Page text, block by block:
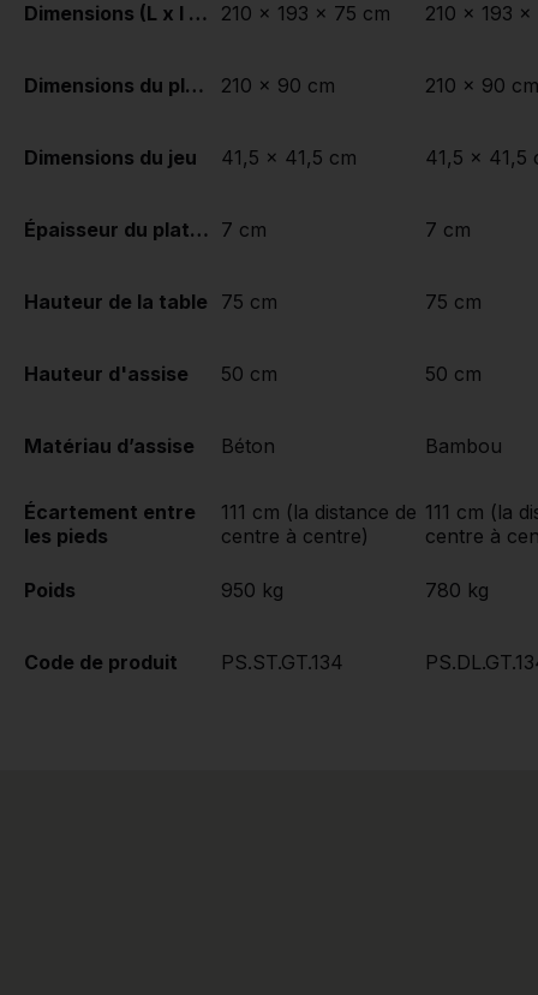
Dimensions (L x l x h)
Dimensions du plateau de table (L x l)
Dimensions du jeu
Épaisseur du plateau de table
Hauteur de la table
Hauteur d'assise
Matériau d’assise
Écartement entre
les pieds
Poids
Code de produit
210 x 193 x 75 cm
210 x 90 cm
41,5 x 41,5 cm
7 cm
75 cm
50 cm
Béton
111 cm (la distance de
centre à centre)
950 kg
PS.ST.GT.134
210 x 193 x
210 x 90 cm
41,5 x 41,5
7 cm
75 cm
50 cm
Bambou
111 cm (la
centre à
780 kg